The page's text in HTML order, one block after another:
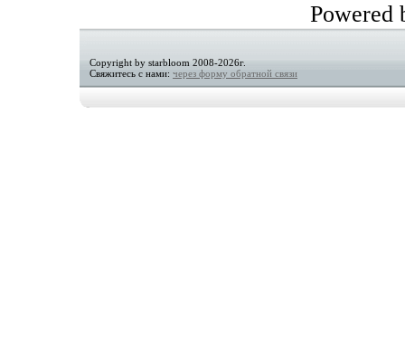
Powered
Copyright by starbloom 2008-2026г.
Свяжитесь с нами: через форму обратной связи